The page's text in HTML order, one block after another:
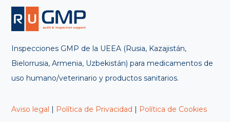
Inspecciones GMP de la UEEA (Rusia, Kazajistán,
Bielorrusia, Armenia, Uzbekistán) para medicamentos de
uso humano/veterinario y productos sanitarios.
Aviso legal | Política de Privacidad | Política de Cookies